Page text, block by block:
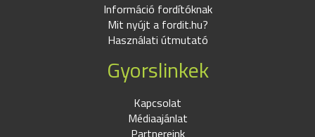
Információ fordítóknak
Mit nyújt a fordit.hu?
Használati útmutató
Gyorslinkek
Kapcsolat
Médiaajánlat
Partnereink